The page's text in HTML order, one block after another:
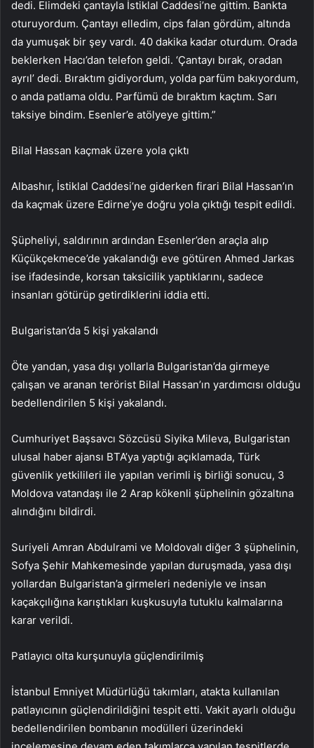
dedi. Elimdeki çantayla İstiklal Caddesi’ne gittim. Bankta
oturuyordum. Çantayı elledim, cips falan gördüm, altında
da yumuşak bir şey vardı. 40 dakika kadar oturdum. Orada
beklerken Hacı’dan telefon geldi. ‘Çantayı bırak, oradan
ayrıl’ dedi. Bıraktım gidiyordum, yolda parfüm bakıyordum,
o anda patlama oldu. Parfümü de bıraktım kaçtım. Sarı
taksiye bindim. Esenler’e atölyeye gittim.”
Bilal Hassan kaçmak üzere yola çıktı
Albashır, İstiklal Caddesi’ne giderken firari Bilal Hassan’ın
da kaçmak üzere Edirne’ye doğru yola çıktığı tespit edildi.
Şüpheliyi, saldırının ardından Esenler’den araçla alıp
Küçükçekmece’de yakalandığı eve götüren Ahmed Jarkas
ise ifadesinde, korsan taksicilik yaptıklarını, sadece
insanları götürüp getirdiklerini iddia etti.
Bulgaristan’da 5 kişi yakalandı
Öte yandan, yasa dışı yollarla Bulgaristan’da girmeye
çalışan ve aranan terörist Bilal Hassan’ın yardımcısı olduğu
bedellendirilen 5 kişi yakalandı.
Cumhuriyet Başsavcı Sözcüsü Siyika Mileva, Bulgaristan
ulusal haber ajansı BTA’ya yaptığı açıklamada, Türk
güvenlik yetkilileri ile yapılan verimli iş birliği sonucu, 3
Moldova vatandaşı ile 2 Arap kökenli şüphelinin gözaltına
alındığını bildirdi.
Suriyeli Amran Abdulrami ve Moldovalı diğer 3 şüphelinin,
Sofya Şehir Mahkemesinde yapılan duruşmada, yasa dışı
yollardan Bulgaristan’a girmeleri nedeniyle ve insan
kaçakçılığına karıştıkları kuşkusuyla tutuklu kalmalarına
karar verildi.
Patlayıcı olta kurşunuyla güçlendirilmiş
İstanbul Emniyet Müdürlüğü takımları, atakta kullanılan
patlayıcının güçlendirildiğini tespit etti. Vakit ayarlı olduğu
bedellendirilen bombanın modülleri üzerindeki